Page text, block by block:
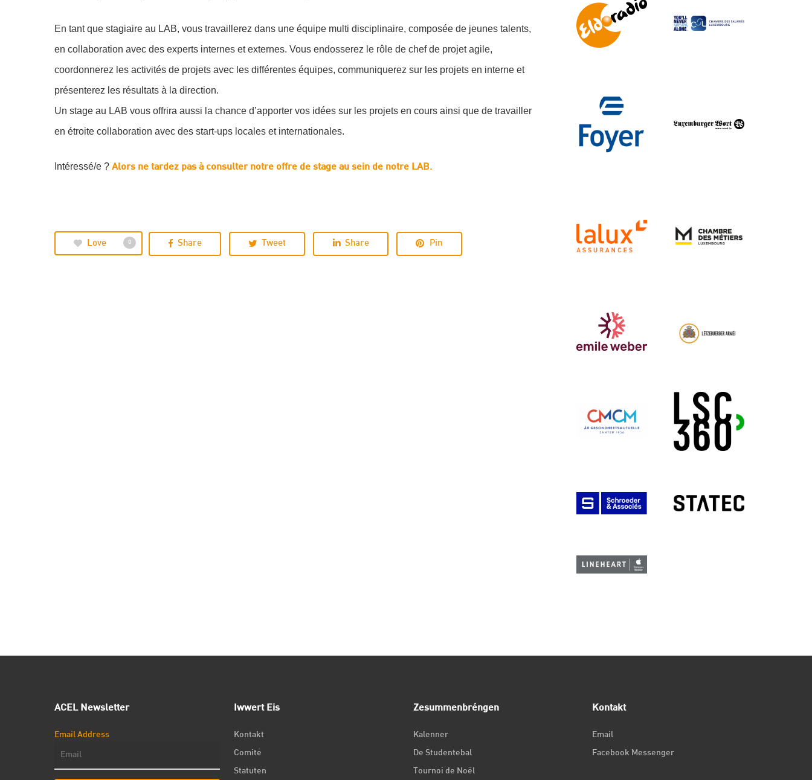
En tant que stagiaire au LAB, vous travaillerez dans une équipe multi disciplinaire, composée de jeunes talents,
en collaboration avec des experts internes et externes. Vous endosserez le rôle de chef de projet agile,
coordonnerez les activités de projets avec les différentes équipes, communiquerez sur les projets en interne et
présenterez les résultats à la direction.
Un stage au LAB vous offrira aussi la chance d’apporter vos idées sur les projets en cours ainsi que de travailler
en étroite collaboration avec des start-ups locales et internationales.
Intéressé/e ? Alors ne tardez pas à consulter notre offre de stage au sein de notre LAB.
Love 0 Share Tweet Share Pin
ACEL Newsletter
Email Address
Iwwert Eis
Kontakt
Comité
Statuten
Zesummenbréngen
Kalenner
De Studentebal
Tournoi de Noël
Kontakt
Email
Facebook Messenger